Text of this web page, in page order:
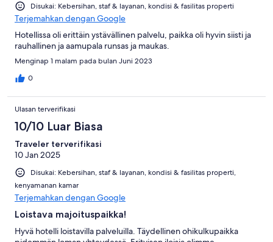
Disukai: Kebersihan, staf & layanan, kondisi & fasilitas properti
Terjemahkan dengan Google
Hotellissa oli erittäin ystävällinen palvelu, paikka oli hyvin siisti ja
rauhallinen ja aamupala runsas ja maukas.
Menginap 1 malam pada bulan Juni 2023
0
Ulasan terverifikasi
10/10 Luar Biasa
Traveler terverifikasi
10 Jan 2025
Disukai: Kebersihan, staf & layanan, kondisi & fasilitas properti,
kenyamanan kamar
Terjemahkan dengan Google
Loistava majoituspaikka!
Hyvä hotelli loistavilla palveluilla. Täydellinen ohikulkupaikka